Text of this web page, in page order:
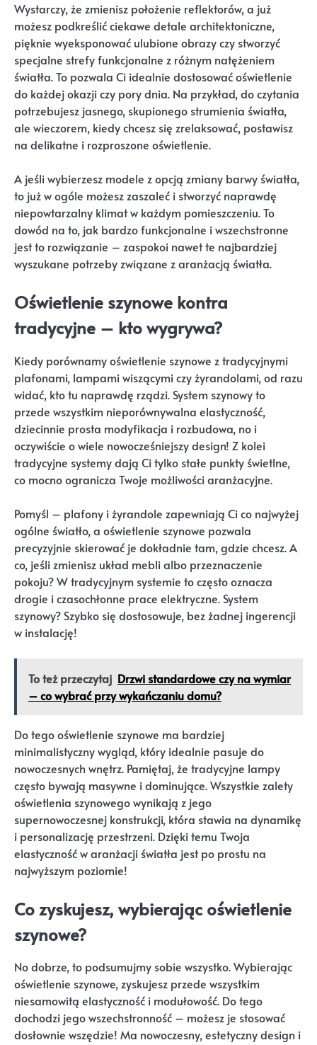
Wystarczy, że zmienisz położenie reflektorów, a już
możesz podkreślić ciekawe detale architektoniczne,
pięknie wyeksponować ulubione obrazy czy stworzyć
specjalne strefy funkcjonalne z różnym natężeniem
światła. To pozwala Ci idealnie dostosować oświetlenie
do każdej okazji czy pory dnia. Na przykład, do czytania
potrzebujesz jasnego, skupionego strumienia światła,
ale wieczorem, kiedy chcesz się zrelaksować, postawisz
na delikatne i rozproszone oświetlenie.
A jeśli wybierzesz modele z opcją zmiany barwy światła,
to już w ogóle możesz zaszaleć i stworzyć naprawdę
niepowtarzalny klimat w każdym pomieszczeniu. To
dowód na to, jak bardzo funkcjonalne i wszechstronne
jest to rozwiązanie – zaspokoi nawet te najbardziej
wyszukane potrzeby związane z aranżacją światła.
Oświetlenie szynowe kontra
tradycyjne – kto wygrywa?
Kiedy porównamy oświetlenie szynowe z tradycyjnymi
plafonami, lampami wiszącymi czy żyrandolami, od razu
widać, kto tu naprawdę rządzi. System szynowy to
przede wszystkim nieporównywalna elastyczność,
dziecinnie prosta modyfikacja i rozbudowa, no i
oczywiście o wiele nowocześniejszy design! Z kolei
tradycyjne systemy dają Ci tylko stałe punkty świetlne,
co mocno ogranicza Twoje możliwości aranżacyjne.
Pomyśl – plafony i żyrandole zapewniają Ci co najwyżej
ogólne światło, a oświetlenie szynowe pozwala
precyzyjnie skierować je dokładnie tam, gdzie chcesz. A
co, jeśli zmienisz układ mebli albo przeznaczenie
pokoju? W tradycyjnym systemie to często oznacza
drogie i czasochłonne prace elektryczne. System
szynowy? Szybko się dostosowuje, bez żadnej ingerencji
w instalację!
To też przeczytaj Drzwi standardowe czy na wymiar
– co wybrać przy wykańczaniu domu?
Do tego oświetlenie szynowe ma bardziej
minimalistyczny wygląd, który idealnie pasuje do
nowoczesnych wnętrz. Pamiętaj, że tradycyjne lampy
często bywają masywne i dominujące. Wszystkie zalety
oświetlenia szynowego wynikają z jego
supernowoczesnej konstrukcji, która stawia na dynamikę
i personalizację przestrzeni. Dzięki temu Twoja
elastyczność w aranżacji światła jest po prostu na
najwyższym poziomie!
Co zyskujesz, wybierając oświetlenie
szynowe?
No dobrze, to podsumujmy sobie wszystko. Wybierając
oświetlenie szynowe, zyskujesz przede wszystkim
niesamowitą elastyczność i modułowość. Do tego
dochodzi jego wszechstronność – możesz je stosować
dosłownie wszędzie! Ma nowoczesny, estetyczny design i